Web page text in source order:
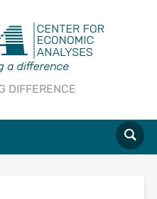
DIFFERENCE